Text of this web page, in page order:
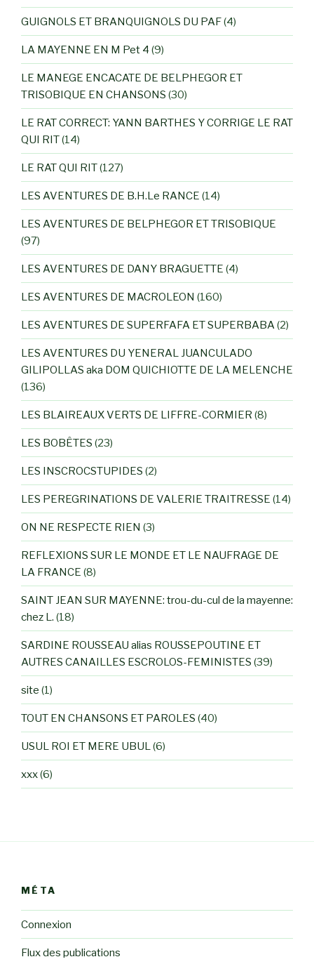
GUIGNOLS ET BRANQUIGNOLS DU PAF(4)
LA MAYENNE EN M Pet 4 (9)
LE MANEGE ENCACATE DE BELPHEGOR ET
TRISOBIQUE EN CHANSONS (30)
LE RAT CORRECT: YANN BARTHES Y CORRIGE LE RAT
QUI RIT(14)
LE RAT QUI RIT(127)
LES AVENTURES DE B.H.Le RANCE (14)
LES AVENTURES DE BELPHEGOR ET TRISOBIQUE
(97)
LES AVENTURES DE DANY BRAGUETTE (4)
LES AVENTURES DE MACROLEON (160)
LES AVENTURES DE SUPERFAFA ET SUPERBABA (2)
LES AVENTURES DU YENERAL JUANCULADO
GILIPOLLAS aka DOM QUICHIOTTE DE LA MELENCHE
(136)
LES BLAIREAUX VERTS DE LIFFRE-CORMIER (8)
LES BOBÊTES (23)
LES INSCROCSTUPIDES (2)
LES PEREGRINATIONS DE VALERIE TRAITRESSE (14)
ON NE RESPECTE RIEN (3)
REFLEXIONS SUR LE MONDE ET LE NAUFRAGE DE
LA FRANCE (8)
SAINT JEAN SUR MAYENNE: trou-du-cul de la mayenne:
chez L. (18)
SARDINE ROUSSEAU alias ROUSSEPOUTINE ET
AUTRES CANAILLES ESCROLOS-FEMINISTES (39)
site (1)
TOUT EN CHANSONS ET PAROLES (40)
USUL ROI ET MERE UBUL (6)
xxx(6)
MÉTA
Connexion
Flux des publications